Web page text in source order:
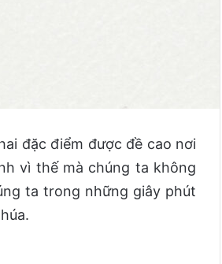
đặc điểm được đề cao nơi
vì thế mà chúng ta không
ta trong những giây phút